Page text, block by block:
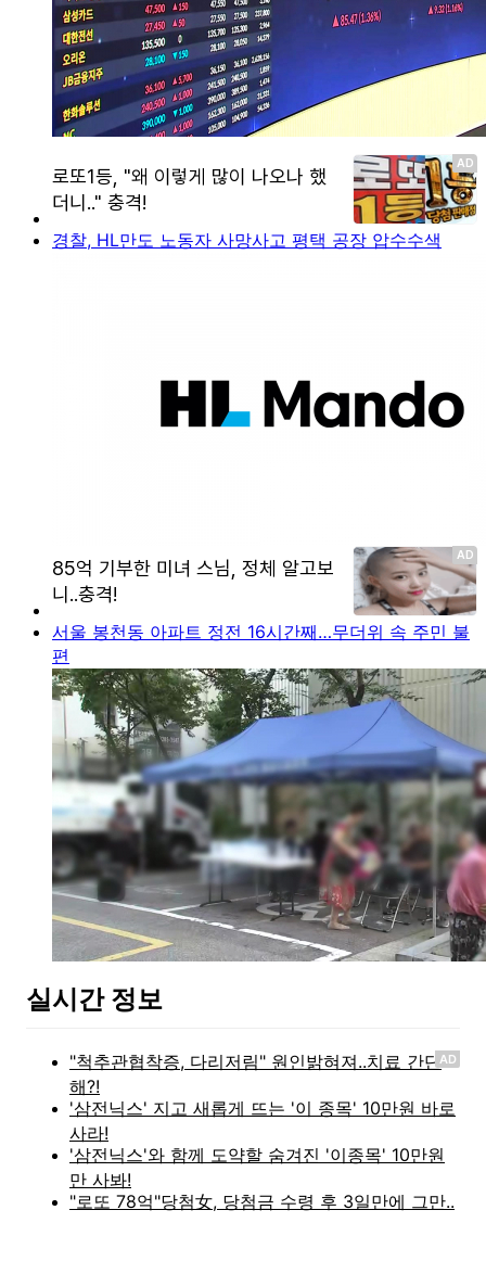
경찰, HL만도 노동자 사망사고 평택 공장 압수수색
서울 봉천동 아파트 정전 16시간째…무더위 속 주민 불
편
실시간 정보
AD